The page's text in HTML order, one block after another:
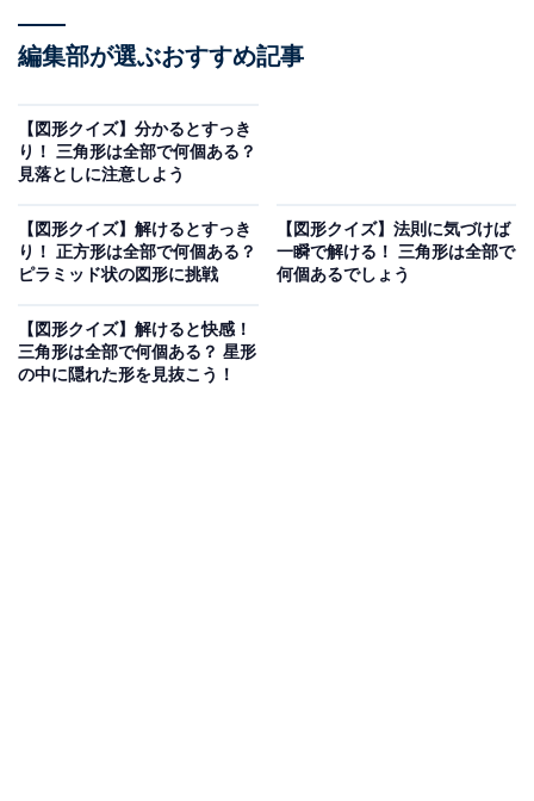
んか？
次ページ
編集部が選ぶおすすめ記事
【図形クイズ】分かるとすっき
り！ 三角形は全部で何個ある？
見落としに注意しよう
【図形クイズ】解けるとすっき
り！ 正方形は全部で何個ある？
ピラミッド状の図形に挑戦
【図形クイズ】法則に気づけば
一瞬で解ける！ 三角形は全部で
何個あるでしょう
【図形クイズ】解けると快感！
三角形は全部で何個ある？ 星形
の中に隠れた形を見抜こう！